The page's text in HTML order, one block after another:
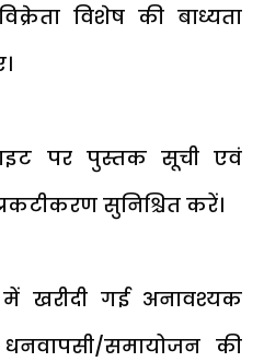
विशेष की बाध्यता
पर पुस्तक सूची एवं
सुनिश्चित करें।
में खरीदी गई अनावश्यक
समायोजन की